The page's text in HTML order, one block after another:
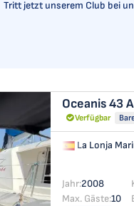
Tritt jetzt unserem Club bei
Oceanis 43
Verfügbar
La Lonja
Jahr:2008
Max. Gäste:10